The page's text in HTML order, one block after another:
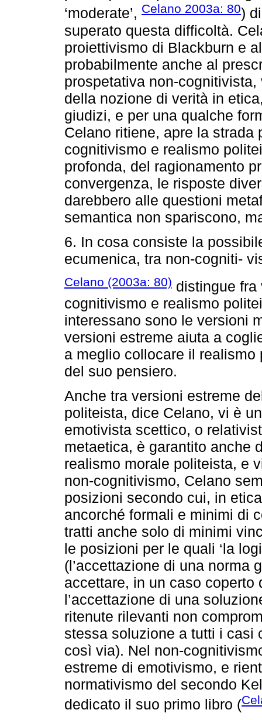
‘moderate’, Celano 2003a: 80)
superato questa difficoltà.
proiettivismo di Blackburn e
probabilmente anche al
prospetativa non-
della nozione di verità in
giudizi, e per una qualche
Celano ritiene, apre la strada
cognitivismo e realismo
profonda, del ragionamento
convergenza, le risposte
darebbero alle questioni
semantica non spariscono,
6. In cosa consiste la
ecumenica, tra non-cogniti-
Celano (2003a: 80) distingue fra
cognitivismo e realismo
interessano sono le versioni
versioni estreme aiuta a
a meglio collocare il
del suo pensiero.
Anche tra versioni estreme
politeista, dice Celano, vi è
emotivista scettico, o
metaetica, è garantito anche
realismo morale politeista, e
non-cognitivismo, Celano
posizioni secondo cui, in
ancorché formali e minimi di
tratti anche solo di minimi
le posizioni per le quali ‘la
(l’accettazione di una norma
accettare, in un caso
l’accettazione di una
ritenute rilevanti non
stessa soluzione a tutti i casi
così via). Nel non-
estreme di emotivismo, e
normativismo del secondo
dedicato il suo primo libro (